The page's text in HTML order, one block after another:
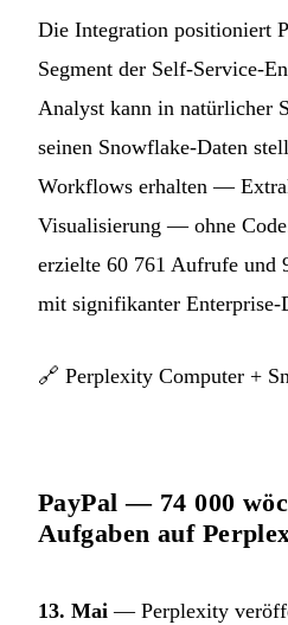
Die Integration positioniert
Segment der Self-Service-
Analyst kann in natürlicher
seinen Snowflake-Daten
Workflows erhalten —
Visualisierung — ohne
erzielte 60 761 Aufrufe und
mit signifikanter Enterprise-
🔗 Perplexity Computer +
PayPal — 74 000
Aufgaben auf
13. Mai — Perplexity